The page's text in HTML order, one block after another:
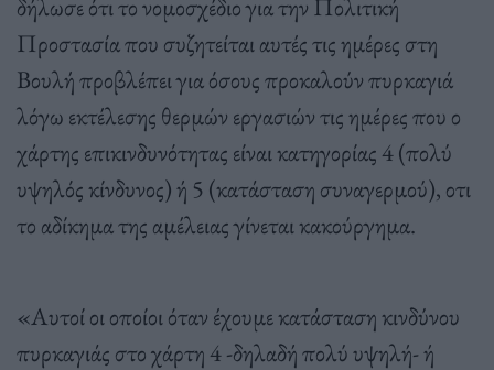
Προστασία που συζητείται αυτές τις ημέρες στη
Βουλή προβλέπει για όσους προκαλούν πυρκαγιά
λόγω εκτέλεσης θερμών εργασιών τις ημέρες που ο
χάρτης επικινδυνότητας είναι κατηγορίας 4 (πολύ
υψηλός κίνδυνος) ή 5 (κατάσταση συναγερμού), οτι
το αδίκημα της αμέλειας γίνεται κακούργημα.
«Αυτοί οι οποίοι όταν έχουμε κατάσταση κινδύνου
πυρκαγιάς στο χάρτη 4 -δηλαδή πολύ υψηλή- ή